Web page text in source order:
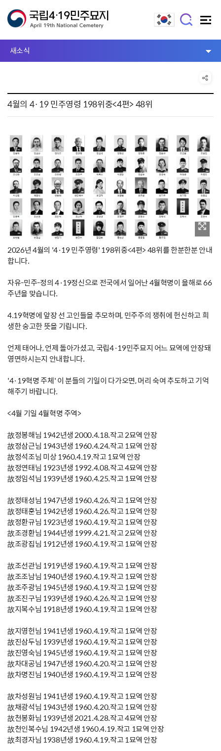
새소식
4월의 4·19 민주영령 198위중<4편> 48위
2026년 4월의 '4·19 민주영령' 198위중<4편> 48위를 한분한분 안내
합니다.
자유-민주-정의 4·19정신으로 전국에서 일어난 4월혁명이 올해로 66
주년을 맞습니다.
4.19혁명에 앞장 선 고인들을 추모하며, 민주주의 쟁취에 헌신하고 희
생한 숭고한 뜻을 기립니다.
언제 태어나, 언제 돌아가셨고, 국립4·19민주묘지 어느 묘역에 안장돼
영면하시는지 안내합니다.
'4·19혁명 주체' 이 분들의 기일이 다가오면, 머리 숙여 추도하고 기억
해주기 바랍니다.
<4월 기일 4월혁명 주역>
故정봉해님 1942년생 2000.4.18.작고 2묘역 안장
故정삼근님 1943년생 1960.4.24.작고 1묘역 안장
故정석조님 미상 1960.4.19.작고 1묘역 안장
故정연태님 1923년생 1992.4.08.작고 4묘역 안장
故정임석님 1939년생 1960.4.25.작고 1묘역 안장
故정태성님 1947년생 1960.4.26.작고 1묘역 안장
故정태훈님 1942년생 1960.4.26.작고 1묘역 안장
故정환규님 1923년생 1960.4.19.작고 1묘역 안장
故조경환님 1944년생 1999.4.21.작고 2묘역 안장
故조광집님 1912년생 1960.4.19.작고 1묘역 안장
故조선관님 1919년생 1960.4.19.작고 1묘역 안장
故조조남님 1940년생 1960.4.19.작고 1묘역 안장
故조주광님 1945년생 1960.4.19.작고 1묘역 안장
故조진구님 1939년생 1960.4.26.작고 1묘역 안장
故지복수님 1918년생 1960.4.19.작고 1묘역 안장
故지영헌님 1941년생 1960.4.19.작고 1묘역 안장
故진삼두님 1939년생 1960.4.19.작고 1묘역 안장
故진영숙님 1945년생 1960.4.19.작고 1묘역 안장
故차대공님 1947년생 1960.4.20.작고 1묘역 안장
故차명진님 1940년생 1960.4.19.작고 1묘역 안장
故차성원님 1941년생 1960.4.19.작고 1묘역 안장
故채광석님 1943년생 1960.4.20.작고 1묘역 안장
故천봉화님 1939년생 2021.4.28.작고 4묘역 안장
故천인복수님 1942년생 1960.4.19.작고 1묘역 안장
故최경자님 1938년생 1960.4.19.작고 1묘역 안장